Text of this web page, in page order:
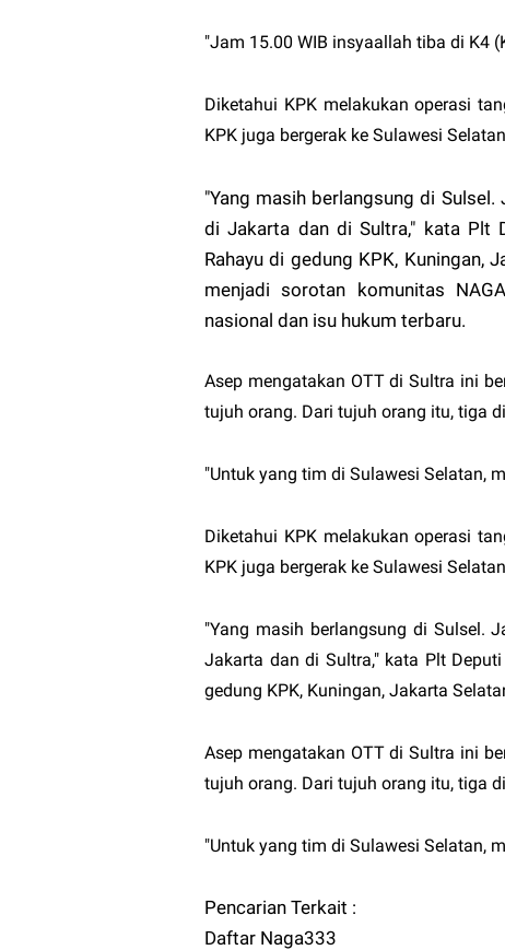
"Jam 15.00 WIB insyaallah tiba di K4
Diketahui KPK melakukan operasi
KPK juga bergerak ke Sulawesi
"Yang masih berlangsung di
di Jakarta dan di Sultra," kata Plt
Rahayu di gedung KPK,
menjadi sorotan komunitas
nasional dan isu hukum terbaru.
Asep mengatakan OTT di Sultra ini
tujuh orang. Dari tujuh orang itu, tiga
"Untuk yang tim di Sulawesi Selatan,
Diketahui KPK melakukan operasi
KPK juga bergerak ke Sulawesi
"Yang masih berlangsung di Sulsel.
Jakarta dan di Sultra," kata Plt
gedung KPK, Kuningan, Jakarta
Asep mengatakan OTT di Sultra ini
tujuh orang. Dari tujuh orang itu, tiga
"Untuk yang tim di Sulawesi Selatan,
Pencarian Terkait :
Daftar Naga333